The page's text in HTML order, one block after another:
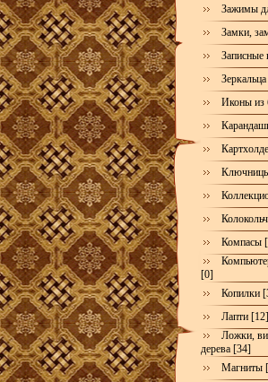
Зажимы
Замки,
Записные
Иконы из
Компасы
[0]
Копилки
Лапти [12]
Ложки,
дерева [34]
Магниты